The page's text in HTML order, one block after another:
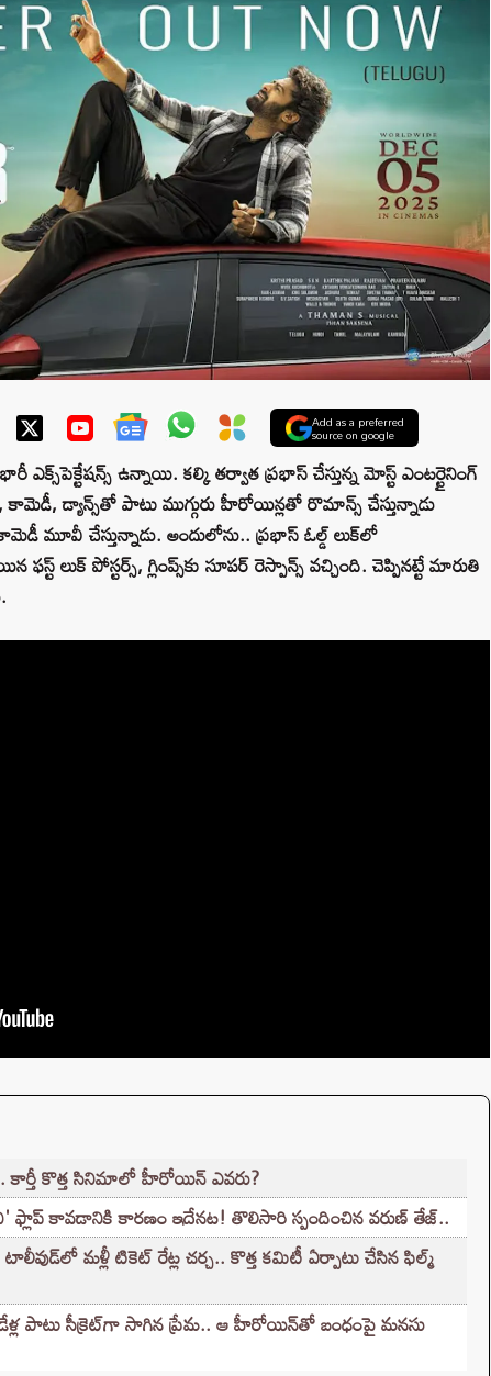
Add as a preferred
source on google
ఉన్నాయి. కల్కి తర్వాత ప్రభాస్ చేస్తున్న మోస్ట్ ఎంటర్టైనింగ్
డ్యాన్స్‌తో పాటు ముగ్గురు హీరోయిన్లతో రొమాన్స్ చేస్తున్నాడు
మూవీ చేస్తున్నాడు. అందులోను.. ప్రభాస్ ఓల్డ్ లుక్‌లో
లుక్ పోస్టర్స్, గ్లింప్స్‌కు సూపర్ రెస్పాన్స్ వచ్చింది. చెప్పినట్టే మారుతి
కార్తీ కొత్త సినిమాలో హీరోయిన్ ఎవరు?
ఫ్లాప్‌ కావడానికి కారణం ఇదేనట! తొలిసారి స్పందించిన వరుణ్ తేజ్..
మళ్లీ టికెట్‌ రేట్ల చర్చ.. కొత్త కమిటీ ఏర్పాటు చేసిన ఫిల్మ్‌
పాటు సీక్రెట్‌గా సాగిన ప్రేమ.. ఆ హీరోయిన్‌తో బంధంపై మనసు